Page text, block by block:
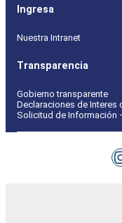
Ingresa
Nuestra Intranet
Transparencia
Gobierno transparente
Declaraciones de Interes
Solicitud de Información